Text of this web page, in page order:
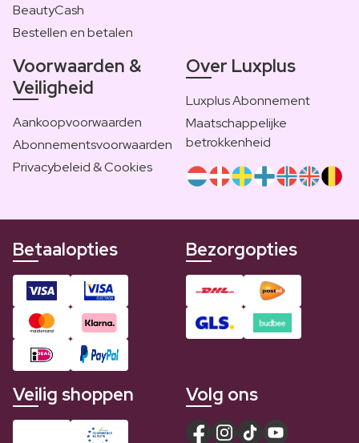
BeautyCash
Bestellen en betalen
Voorwaarden &
Veiligheid
Aankoopvoorwaarden
Abonnementsvoorwaarden
Privacybeleid & Cookies
Over Luxplus
Luxplus Abonnement
Maatschappelijke
betrokkenheid
Betaalopties Bezorgopties
Veilig shoppen Volg ons